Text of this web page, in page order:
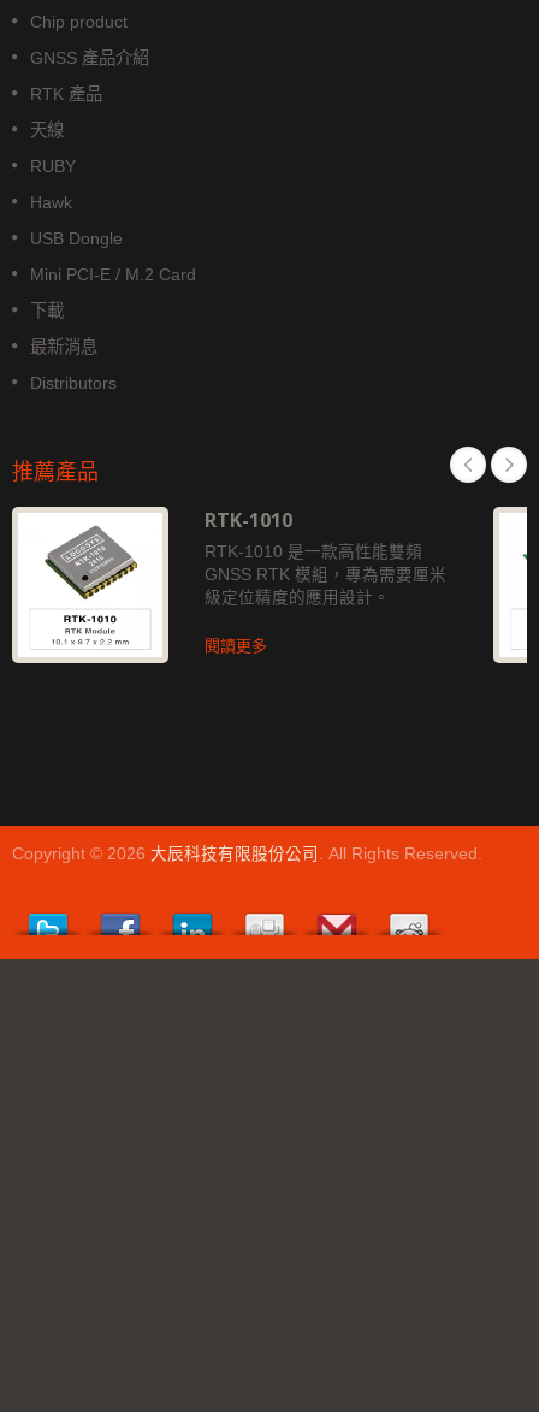
Chip product
GNSS 產品介紹
RTK 產品
天線
RUBY
Hawk
USB Dongle
Mini PCI-E / M.2 Card
下載
最新消息
Distributors
推薦產品
RTK-1010
RTK-1010 是一款高性能雙頻
GNSS RTK 模組，專為需要厘米
級定位精度的應用設計。
閱讀更多
Copyright © 2026 大辰科技有限股份公司 . All Rights Reserved.